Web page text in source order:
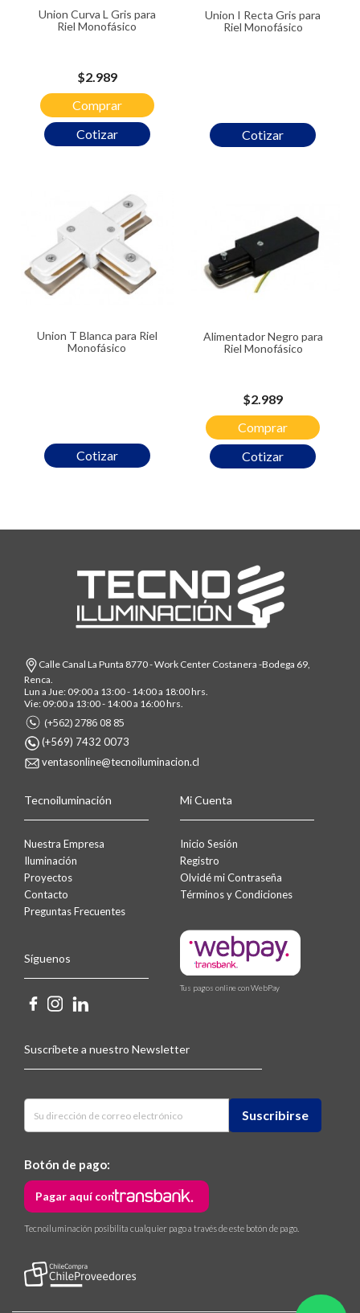
Union Curva L Gris para
Riel Monofásico
Cotizar
Precio
$2.989
Comprar
Union I Recta Gris para
Riel Monofásico
Cotizar
Union T Blanca para Riel
Monofásico
Cotizar
Alimentador Negro para
Riel Monofásico
Cotizar
Precio
$2.989
Comprar
Calle Canal La Punta 8770 - Work Center Costanera -Bodega 69,
Renca.
Lun a Jue: 09:00 a 13:00 - 14:00 a 18:00 hrs.
Vie: 09:00 a 13:00 - 14:00 a 16:00 hrs.
(+562) 2786 08 85
(+569) 7432 0073
ventasonline@tecnoiluminacion.cl
Tecnoiluminación
Nuestra Empresa
Iluminación
Proyectos
Contacto
Preguntas Frecuentes
Síguenos
Mi Cuenta
Inicio Sesión
Registro
Olvidé mi Contraseña
Términos y Condiciones
Tus pagos online con WebPay
Suscríbete a nuestro Newsletter
Botón de pago:
Pagar aquí con
Tecnoiluminación posibilita cualquier pago a través de este botón de pago.